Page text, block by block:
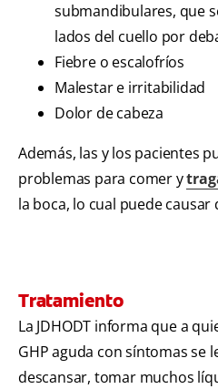
submandibulares, que
lados del cuello por
Fiebre o escalofríos
Malestar e irritabilidad
Dolor de cabeza
Además, las y los pacientes
problemas para comer y
la boca, lo cual puede
Tratamiento
La JDHODT informa que a
GHP aguda con síntomas se
descansar, tomar muchos